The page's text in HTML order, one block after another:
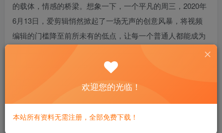
的载体，情感的桥梁。想象一下，一个平凡的周三，2020年
6月13日，爱剪辑悄然掀起了一场无声的创意风暴，将视频
编辑的门槛降至前所未有的低点，让每一个普通人都能成为
自己故事的导演。这是一篇关于那一天，爱剪辑如何在线上
视频资源的海洋中，标记出一片属于创意者的独特领地的故
欢迎您的光临！
本站所有资料无需注册，全部免费下载！